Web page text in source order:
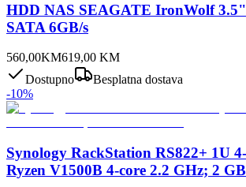
HDD NAS SEAGATE IronWolf
SATA 6GB/s
560,00KM619,00 KM
Dostupno
Besplatna dostava
-10%
Synology RackStation RS822+ 1U
Ryzen V1500B 4-core 2.2 GHz; 2